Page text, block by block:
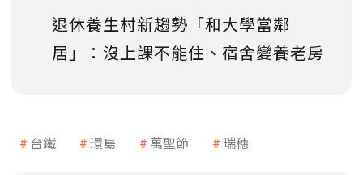
退休養生村新趨勢「和大學當鄰
居」：沒上課不能住、宿舍變養老房
台鐵 環島 萬聖節 瑞穗